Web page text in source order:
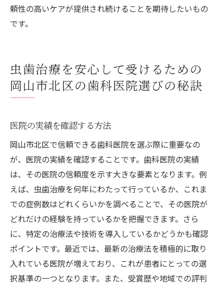
頼性の高いケアが提供され続けることを期待したいもの
です。
虫歯治療を安心して受けるための
岡山市北区の歯科医院選びの秘訣
医院の実績を確認する方法
岡山市北区で信頼できる歯科医院を選ぶ際に重要なの
が、医院の実績を確認することです。歯科医院の実績
は、その医院の信頼度を示す大きな要素となります。例
えば、虫歯治療を何年にわたって行っているか、これま
での症例数はどれくらいかを調べることで、その医院が
どれだけの経験を持っているかを把握できます。さら
に、特定の治療法や技術を導入しているかどうかも確認
ポイントです。最近では、最新の治療法を積極的に取り
入れている医院が増えており、これが患者にとっての選
択基準の一つとなります。また、受賞歴や地域での評判